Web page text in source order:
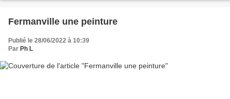
Fermanville une peinture
Publié le 28/06/2022 à 10:39
Par Ph L